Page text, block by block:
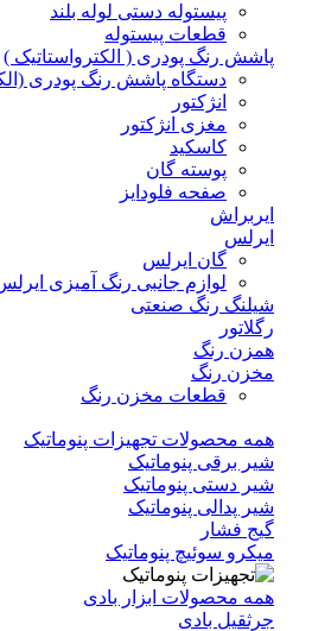
پیستوله دستی لوله بلند
قطعات پیستوله
پاشش رنگ پودری ( الکترواستاتیک )
دستگاه پاشش رنگ پودری
انژکتور
مغزی انژکتور
کاسکید
پوسته گان
صفحه فلودایز
ایربراش
ایرلس
گان ایرلس
لوازم جانبی رنگ آمیزی
شیلنگ رنگ صنعتی
رگلاتور
همزن رنگ
مخزن رنگ
قطعات مخزن رنگ
همه محصولات تجهیزات پنوماتیک
شیر برقی پنوماتیک
شیر دستی پنوماتیک
شیر پدالی پنوماتیک
گیج فشار
میکرو سوئیچ پنوماتیک
همه محصولات ابزار بادی
جرثقیل بادی